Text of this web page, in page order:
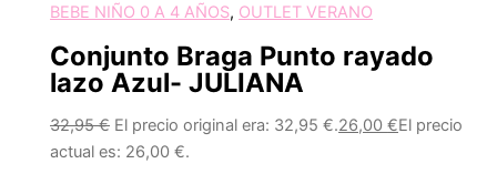
BEBE NIÑO 0 A 4 AÑOS, OUTLET VERANO
Conjunto Braga Punto rayado
lazo Azul- JULIANA
32,95€ El precio original era: 32,95 €.26,00€El precio
actual es: 26,00 €.